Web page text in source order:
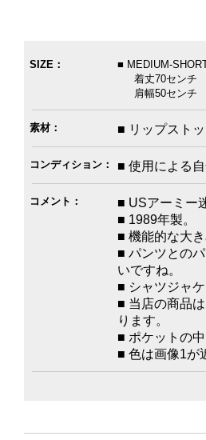
SIZE：
■ MEDIUM-
着丈70センチ
肩幅50センチ
素材： ■ リップスト
コンディション： ■ 使用による
コメント：
■ USアーミー
■ 1989年製。
■ 機能的な大
■ パンツとの
いですね。
■ シャツジャ
■ 当店の商品
ります。
■ ポケットの
■ 色は画像1が